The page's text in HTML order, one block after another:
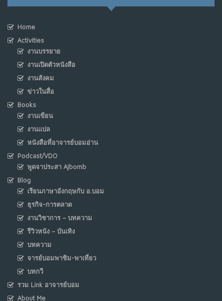
Home
Activities
งานบรรยาย
งานเปิดตัวหนังสือ
งานสังคม
ข่าวในสื่อ
Books
งานเขียน
งานแปล
หนังสือที่อาจารย์บอมอ่าน
Podcast/VDO
พูดจาประสา Ajbomb
Blog
เรียนภาษาอังกฤษกับ อ.บอม
ธุรกิจ-การตลาด
งานวิชาการ – บทความ
รีวิวหนัง – บันเทิง
บทความ
จารย์บอมพาชิม-พาเที่ยว
บทกวี
รวม Link อาจารย์บอม
About Me